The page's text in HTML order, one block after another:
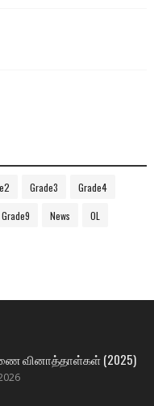
Grade3 Grade4
Grade9 News OL
வினாத்தாள்கள் (2025)